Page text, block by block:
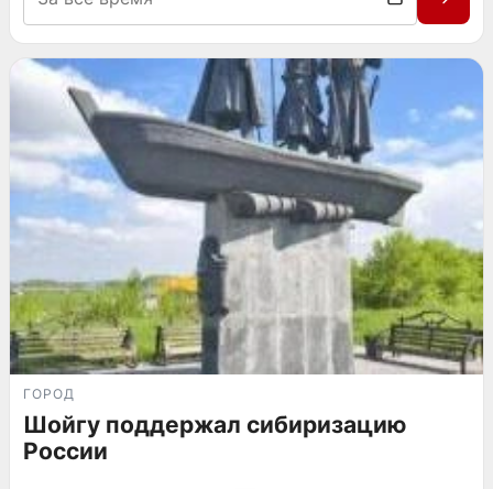
ГОРОД
Шойгу поддержал сибиризацию
России